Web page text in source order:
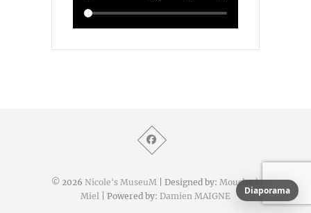
© 2026 Nicole's MuseuM | Designed by: Mouche à
Miel
| Powered by: Damien MAIGNE Diaporama